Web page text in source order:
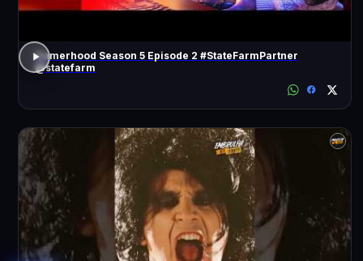
Gamerhood Season 5 Episode 2 #StateFarmPartner
@statefarm